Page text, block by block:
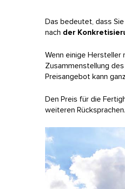
Das bedeutet, dass
nach der
Wenn einige Hersteller
Zusammenstellung
Preisangebot kann
Den Preis für die
weiteren